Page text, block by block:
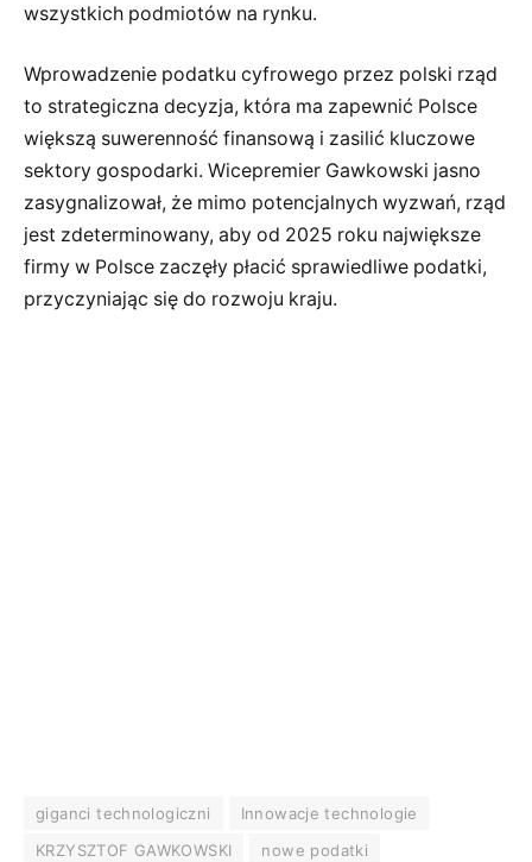
wszystkich podmiotów na rynku.
Wprowadzenie podatku cyfrowego przez polski rząd
to strategiczna decyzja, która ma zapewnić Polsce
większą suwerenność finansową i zasilić kluczowe
sektory gospodarki. Wicepremier Gawkowski jasno
zasygnalizował, że mimo potencjalnych wyzwań, rząd
jest zdeterminowany, aby od 2025 roku największe
firmy w Polsce zaczęły płacić sprawiedliwe podatki,
przyczyniając się do rozwoju kraju.
giganci technologiczni
Innowacje technologie
KRZYSZTOF GAWKOWSKI
nowe podatki